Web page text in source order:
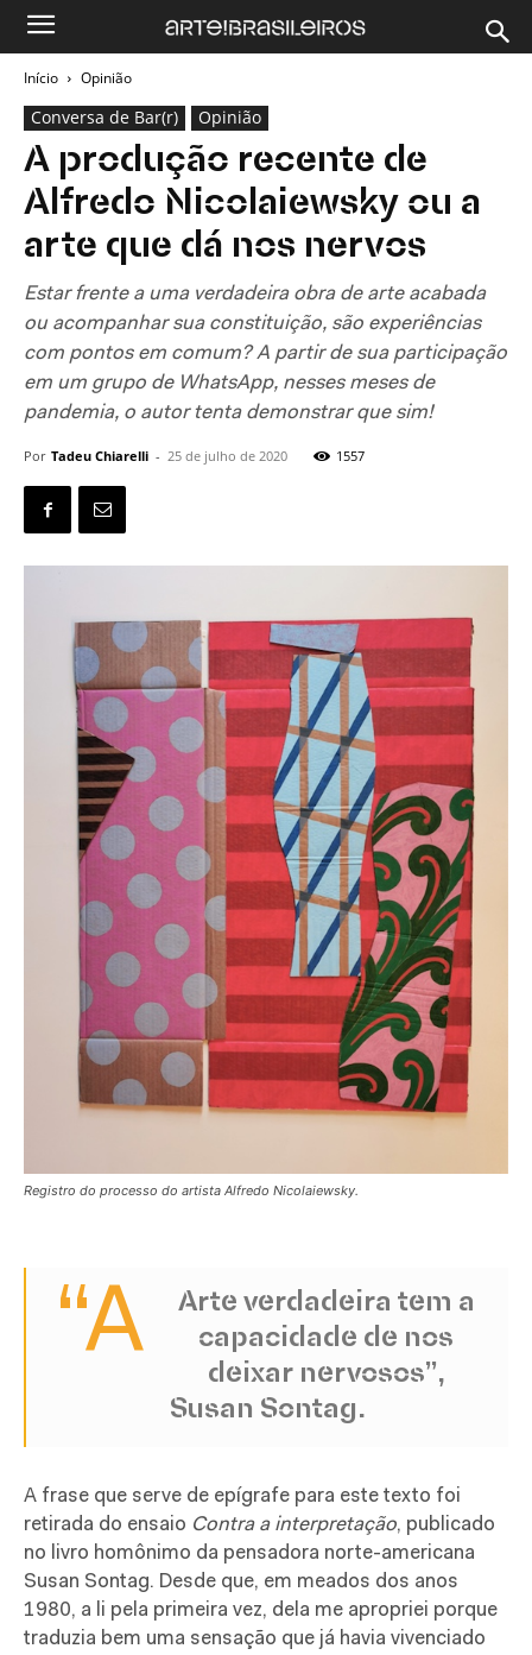
Início Opinião
Conversa de Bar(r) Opinião
A produção recente de
Alfredo Nicolaiewsky ou a
arte que dá nos nervos
Estar frente a uma verdadeira obra de arte acabada
ou acompanhar sua constituição, são experiências
com pontos em comum? A partir de sua participação
em um grupo de WhatsApp, nesses meses de
pandemia, o autor tenta demonstrar que sim!
Por Tadeu Chiarelli - 25 de julho de 2020 1557
Registro do processo do artista Alfredo Nicolaiewsky.
“A
Arte verdadeira tem a
capacidade de nos
deixar nervosos”,
Susan Sontag.
A frase que serve de epígrafe para este texto foi
retirada do ensaio Contra a interpretação, publicado
no livro homônimo da pensadora norte-americana
Susan Sontag. Desde que, em meados dos anos
1980, a li pela primeira vez, dela me apropriei porque
traduzia bem uma sensação que já havia vivenciado